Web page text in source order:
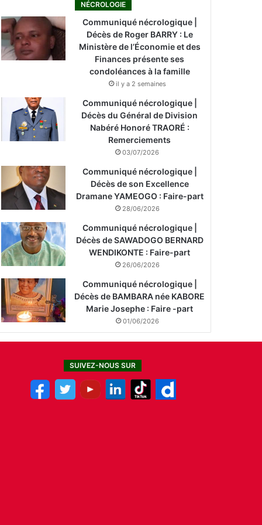
NÉCROLOGIE
Communiqué nécrologique |
Décès de Roger BARRY : Le
Ministère de l’Économie et des
Finances présente ses
condoléances à la famille
il y a 2 semaines
Communiqué nécrologique |
Décès du Général de Division
Nabéré Honoré TRAORÉ :
Remerciements
03/07/2026
Communiqué nécrologique |
Décès de son Excellence
Dramane YAMEOGO : Faire-part
28/06/2026
Communiqué nécrologique |
Décès de SAWADOGO BERNARD
WENDIKONTE : Faire-part
26/06/2026
Communiqué nécrologique |
Décès de BAMBARA née KABORE
Marie Josephe : Faire -part
01/06/2026
SUIVEZ-NOUS SUR